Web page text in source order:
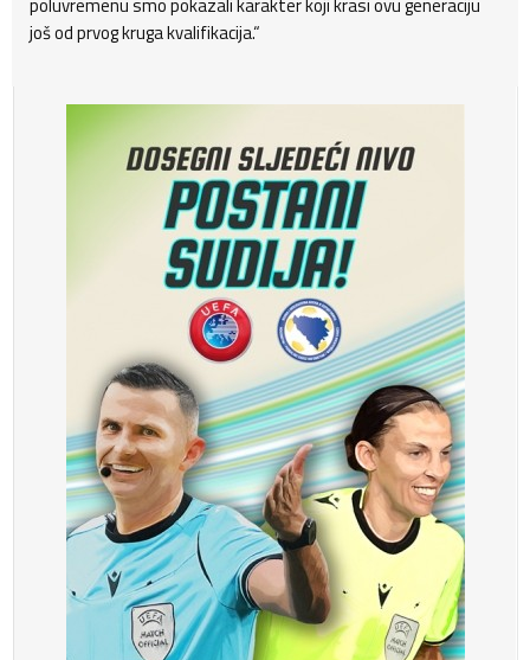
poluvremenu smo pokazali karakter koji krasi ovu generaciju
još od prvog kruga kvalifikacija.“